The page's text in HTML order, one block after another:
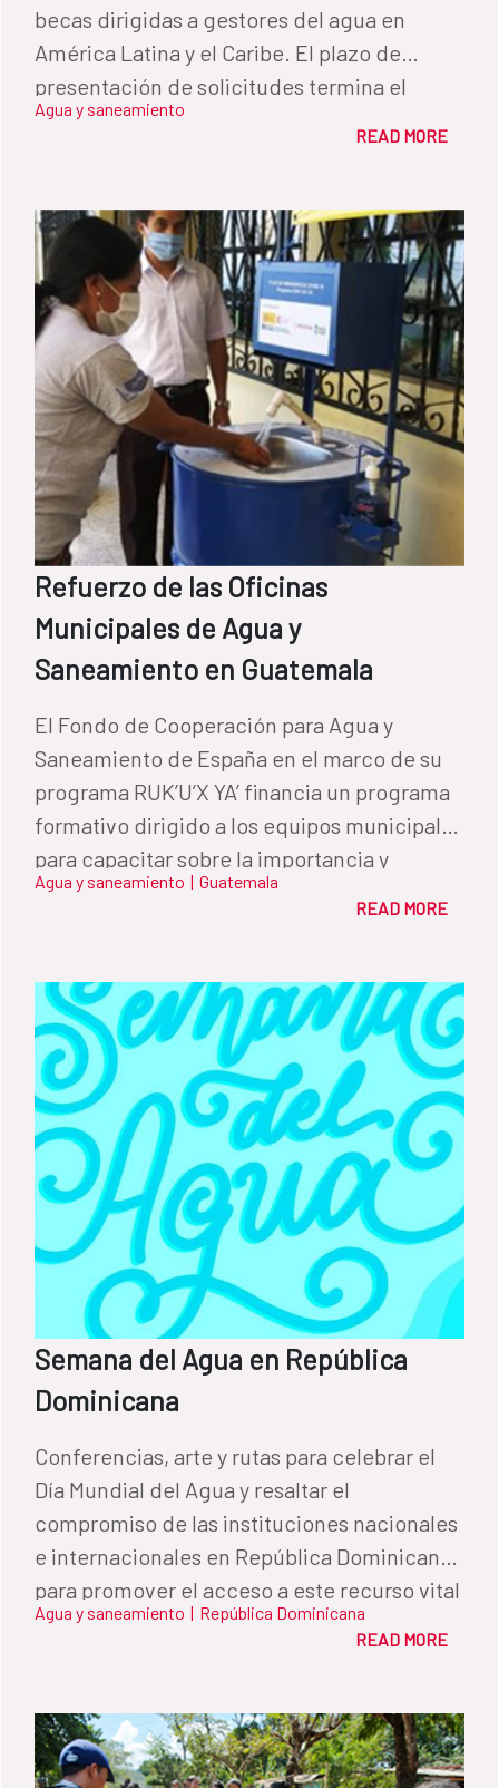
becas dirigidas a gestores del agua en
América Latina y el Caribe. El plazo de
presentación de solicitudes termina el
próximo 23 de abril.
Agua y saneamiento
READ MORE
Refuerzo de las Oficinas
Municipales de Agua y
Saneamiento en Guatemala
El Fondo de Cooperación para Agua y
Saneamiento de España en el marco de su
programa RUK’U’X YA’ financia un programa
formativo dirigido a los equipos municipales
para capacitar sobre la importancia y
beneficios de las oficinas de agua y
Agua y saneamiento | Guatemala
READ MORE
Semana del Agua en República
Dominicana
Conferencias, arte y rutas para celebrar el
Día Mundial del Agua y resaltar el
compromiso de las instituciones nacionales
e internacionales en República Dominicana
para promover el acceso a este recurso vital
para la vida.
Agua y saneamiento | República Dominicana
READ MORE